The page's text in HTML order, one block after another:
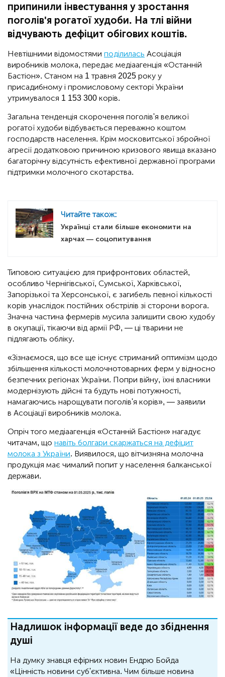
припинили інвестування у зростання
поголів'я рогатої худоби. На тлі війни
відчувають дефіцит обігових коштів.
Невтішними відомостями поділилась Асоціація
виробників молока, передає медіаагенція «Останній
Бастіон». Станом на 1 травня 2025 року у
присадибному і промисловому секторі України
утримувалося 1 153 300 корів.
Загальна тенденція скорочення поголів'я великої
рогатої худоби відбувається переважно коштом
господарств населення. Крім московитської збройної
агресії додатковою причиною кризового явища вказано
багаторічну відсутність ефективної державної програми
підтримки молочного скотарства.
Читайте також:
Українці стали більше економити на
харчах — соцопитування
Типовою ситуацією для прифронтових областей,
особливо Чернігівської, Сумської, Харківської,
Запорізької та Херсонської, є загибель певної кількості
корів унаслідок постійних обстрілів зі сторони ворога.
Значна частина фермерів мусила залишити свою худобу
в окупації, тікаючи від армії РФ, — ці тварини не
підлягають обліку.
«Зізнаємося, що все ще існує стриманий оптимізм щодо
збільшення кількості молочнотоварних ферм у відносно
безпечних регіонах України. Попри війну, їхні власники
модернізують дійсні та будуть нові потужності,
намагаючись нарощувати поголів'я корів», — заявили
в Асоціації виробників молока.
Опріч того медіаагенція «Останній Бастіон» нагадує
читачам, що навіть болгари скаржаться на дефіцит
молока з України. Виявилося, що вітчизняна молочна
продукція має чималий попит у населення балканської
держави.
Надлишок інформації веде до збіднення
душі
На думку знавця ефірних новин Ендрю Бойда
«Цінність новини суб'єктивна. Чим більше новина